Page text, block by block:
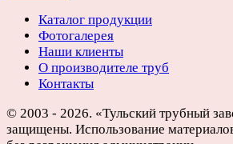
Каталог продукции
Фотогалерея
Наши клиенты
О производителе труб
Контакты
© 2003 - 2026. «Тульский трубный
защищены. Использование